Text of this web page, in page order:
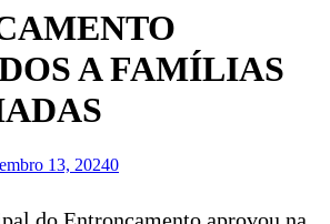
A FAMÍLIAS
13, 20240